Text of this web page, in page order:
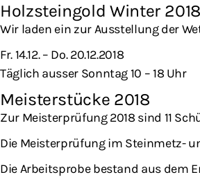
Holzsteingold Winter 2018
Wir laden ein zur Ausstellung der
Fr. 14.12. – Do. 20.12.2018
Täglich ausser Sonntag 10 – 18 Uhr
Meisterstücke 2018
Zur Meisterprüfung 2018 sind 11
Die Meisterprüfung im Steinmetz-
Die Arbeitsprobe bestand aus dem